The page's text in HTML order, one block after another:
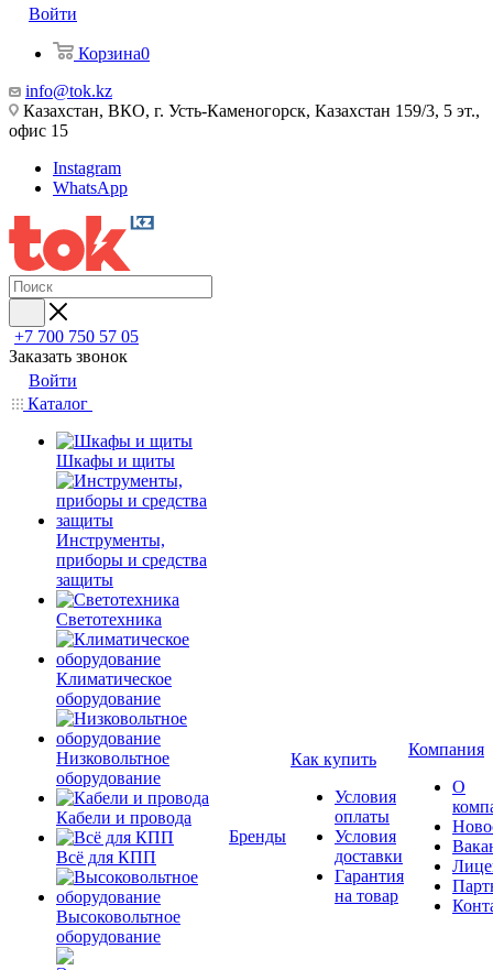
Войти
Корзина0
info@tok.kz
Казахстан, ВКО, г. Усть-Каменогорск, Казахстан 159/3, 5 эт.,
офис 15
Instagram
WhatsApp
+7 700 750 57 05
Заказать звонок
Войти
Каталог
Шкафы и щиты
Инструменты,
приборы и средства
защиты
Светотехника
Климатическое
оборудование
Низковольтное
оборудование
Кабели и провода
Всё для КПП
Высоковольтное
оборудование
Бренды
Как купить
Условия
оплаты
Условия
доставки
Гарантия
на товар
Компания
О